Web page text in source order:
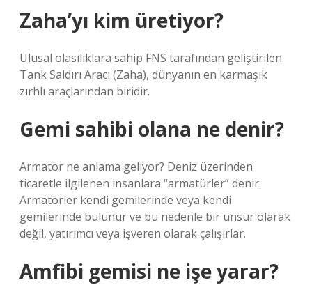
Zaha’yı kim üretiyor?
Ulusal olasılıklara sahip FNS tarafından geliştirilen
Tank Saldırı Aracı (Zaha), dünyanın en karmaşık
zırhlı araçlarından biridir.
Gemi sahibi olana ne denir?
Armatör ne anlama geliyor? Deniz üzerinden
ticaretle ilgilenen insanlara “armatürler” denir.
Armatörler kendi gemilerinde veya kendi
gemilerinde bulunur ve bu nedenle bir unsur olarak
değil, yatırımcı veya işveren olarak çalışırlar.
Amfibi gemisi ne işe yarar?